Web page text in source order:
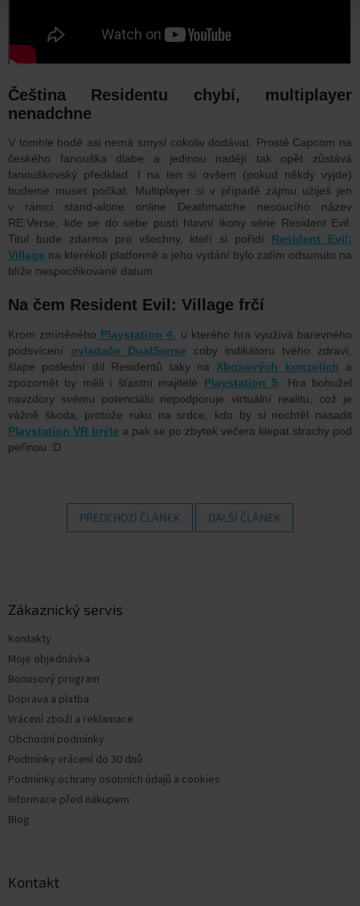
Čeština Residentu chybí, multiplayer
nenadchne
V tomhle bodě asi nemá smysl cokoliv dodávat. Prostě Capcom na
českého fanouška dlabe a jedinou nadějí tak opět zůstává
fanouškovský předklad. I na ten si ovšem (pokud někdy vyjde)
budeme muset počkat. Multiplayer si v případě zájmu užiješ jen
v rámci stand-alone online Deathmatche nesoucího název
RE:Verse, kde se do sebe pustí hlavní ikony série Resident Evil.
Titul bude zdarma pro všechny, kteří si pořídí Resident Evil:
Village na kterékoli platformě a jeho vydání bylo zatím odsunuto na
blíže nespecifikované datum.
Na čem Resident Evil: Village frčí
Krom zmíněného Playstation 4 , u kterého hra využívá barevného
podsvícení ovladače DualSense coby indikátoru tvého zdraví,
šlape poslední díl Residentů taky na Xboxových konzolích a
zpozornět by měli i šťastní majitelé Playstation 5 . Hra bohužel
navzdory svému potenciálu nepodporuje virtuální realitu, což je
vážně škoda, protože ruku na srdce, kdo by si nechtěl nasadit
Playstation VR brýle a pak se po zbytek večera klepat strachy pod
peřinou :D
PŘEDCHOZÍ ČLÁNEK DALŠÍ ČLÁNEK
Zákaznický servis
Kontakty
Moje objednávka
Bonusový program
Doprava a platba
Vrácení zboží a reklamace
Obchodní podmínky
Podmínky vrácení do 30 dnů
Podmínky ochrany osobních údajů a cookies
Informace před nákupem
Blog
Kontakt